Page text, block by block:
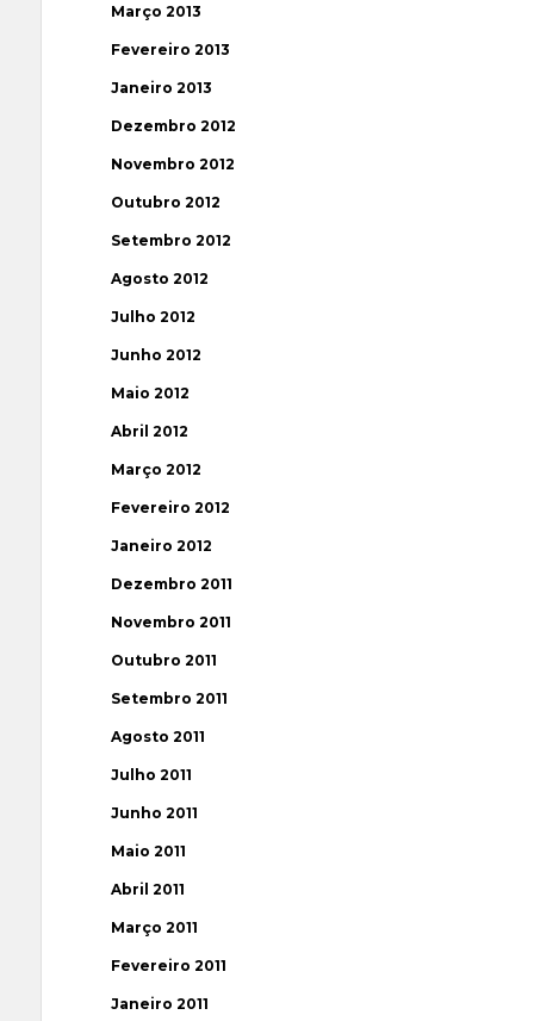
Março 2013
Fevereiro 2013
Janeiro 2013
Dezembro 2012
Novembro 2012
Outubro 2012
Setembro 2012
Agosto 2012
Julho 2012
Junho 2012
Maio 2012
Abril 2012
Março 2012
Fevereiro 2012
Janeiro 2012
Dezembro 2011
Novembro 2011
Outubro 2011
Setembro 2011
Agosto 2011
Julho 2011
Junho 2011
Maio 2011
Abril 2011
Março 2011
Fevereiro 2011
Janeiro 2011